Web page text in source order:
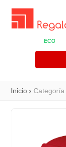
ECO
Inicio ›Categoría